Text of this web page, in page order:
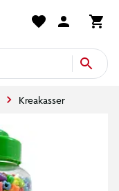
Kreakasser